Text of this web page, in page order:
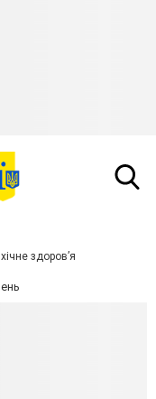
здоров’я